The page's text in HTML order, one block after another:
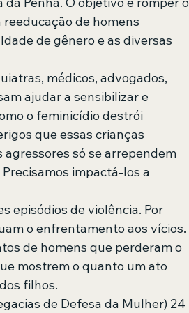
de homens
de gênero e as diversas
médicos, advogados,
ajudar a sensibilizar e
o feminicídio destrói
que essas crianças
só se arrependem
impactá-los a
episódios de violência. Por
o enfrentamento aos vícios.
de homens que perderam o
mostrem o quanto um ato
filhos.
de Defesa da Mulher) 24